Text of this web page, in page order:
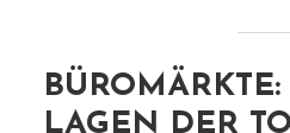
LAGEN DER